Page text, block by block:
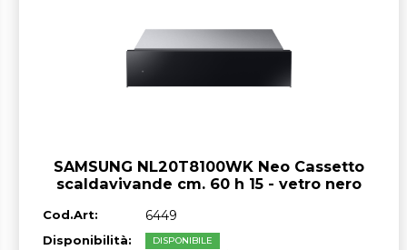
SAMSUNG NL20T8100WK Neo Cassetto
scaldavivande cm. 60 h 15 - vetro nero
Cod.Art: 6449
Disponibilità:
DISPONIBILE